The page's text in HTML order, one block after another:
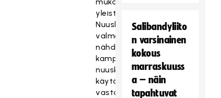
yleistä.
Nuuskaavan
valmentajan
nähdään
kampittavan
nuuskan
käytön
vastaisen
Salibandyliito
n varsinainen
kokous
marraskuuss
a – näin
tapahtuvat